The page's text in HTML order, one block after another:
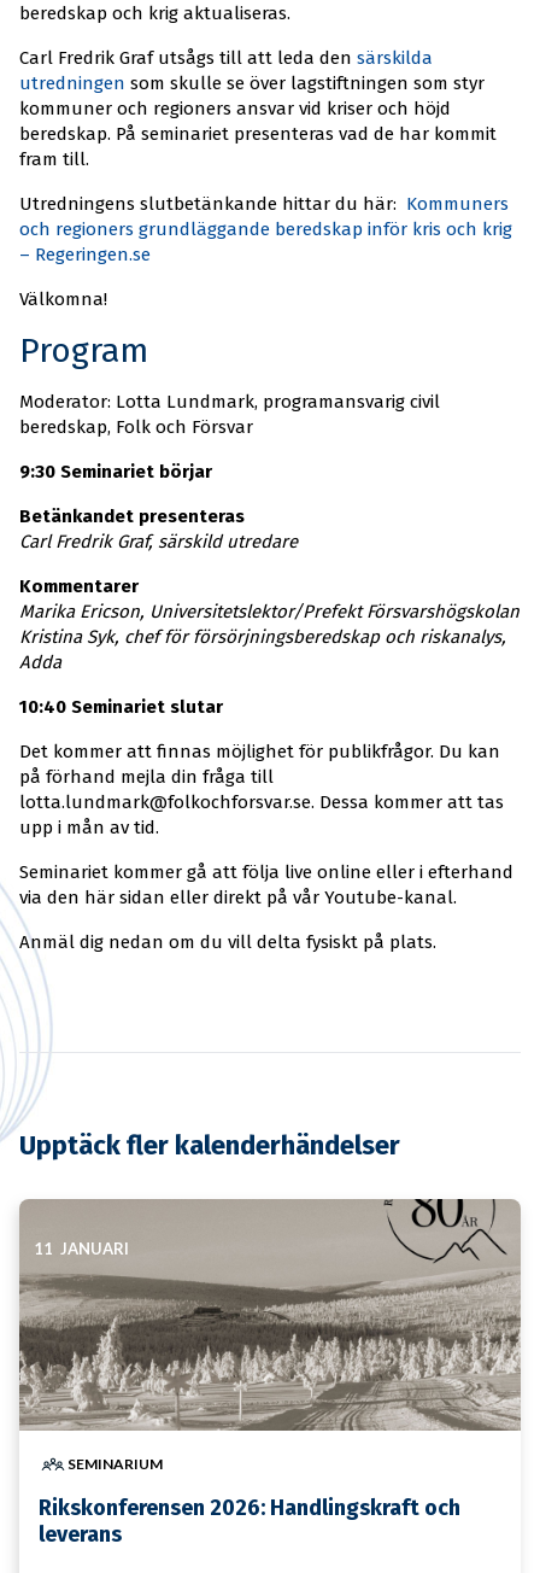
beredskap och krig aktualiseras.
Carl Fredrik Graf utsågs till att leda den särskilda
utredningen som skulle se över lagstiftningen som styr
kommuner och regioners ansvar vid kriser och höjd
beredskap. På seminariet presenteras vad de har kommit
fram till.
Utredningens slutbetänkande hittar du här: Kommuners
och regioners grundläggande beredskap inför kris och krig
– Regeringen.se
Välkomna!
Program
Moderator: Lotta Lundmark, programansvarig civil
beredskap, Folk och Försvar
9:30 Seminariet börjar
Betänkandet presenteras
Carl Fredrik Graf, särskild utredare
Kommentarer
Marika Ericson, Universitetslektor/Prefekt Försvarshögskolan
Kristina Syk, chef för försörjningsberedskap och riskanalys,
Adda
10:40 Seminariet slutar
Det kommer att finnas möjlighet för publikfrågor. Du kan
på förhand mejla din fråga till
lotta.lundmark@folkochforsvar.se. Dessa kommer att tas
upp i mån av tid.
Seminariet kommer gå att följa live online eller i efterhand
via den här sidan eller direkt på vår Youtube-kanal.
Anmäl dig nedan om du vill delta fysiskt på plats.
Upptäck fler kalenderhändelser
11 JANUARI
SEMINARIUM
Rikskonferensen 2026: Handlingskraft och
leverans